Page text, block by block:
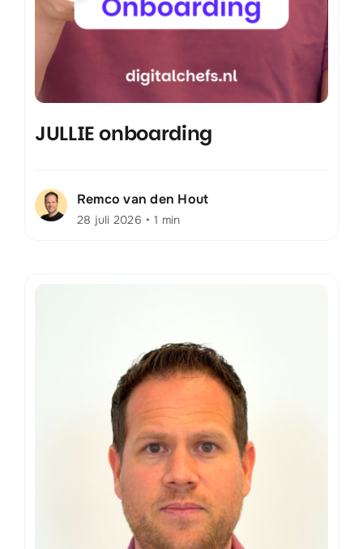
JULLIE onboarding
Remco van den Hout
28 juli 2026 • 1 min